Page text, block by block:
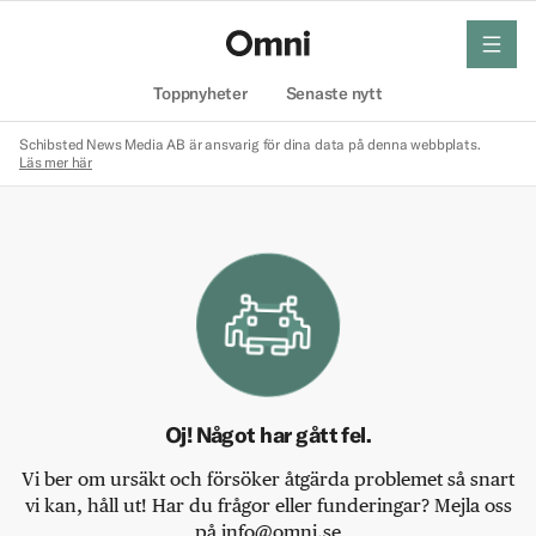
Toppnyheter Senaste nytt
meny
Schibsted News Media AB är ansvarig för dina data på denna webbplats.
Läs mer här
Oj! Något har gått fel.
Vi ber om ursäkt och försöker åtgärda problemet så snart
vi kan, håll ut! Har du frågor eller funderingar? Mejla oss